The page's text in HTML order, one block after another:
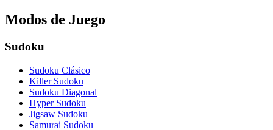
Modos de Juego
Sudoku
Sudoku Clásico
Killer Sudoku
Sudoku Diagonal
Hyper Sudoku
Jigsaw Sudoku
Samurai Sudoku